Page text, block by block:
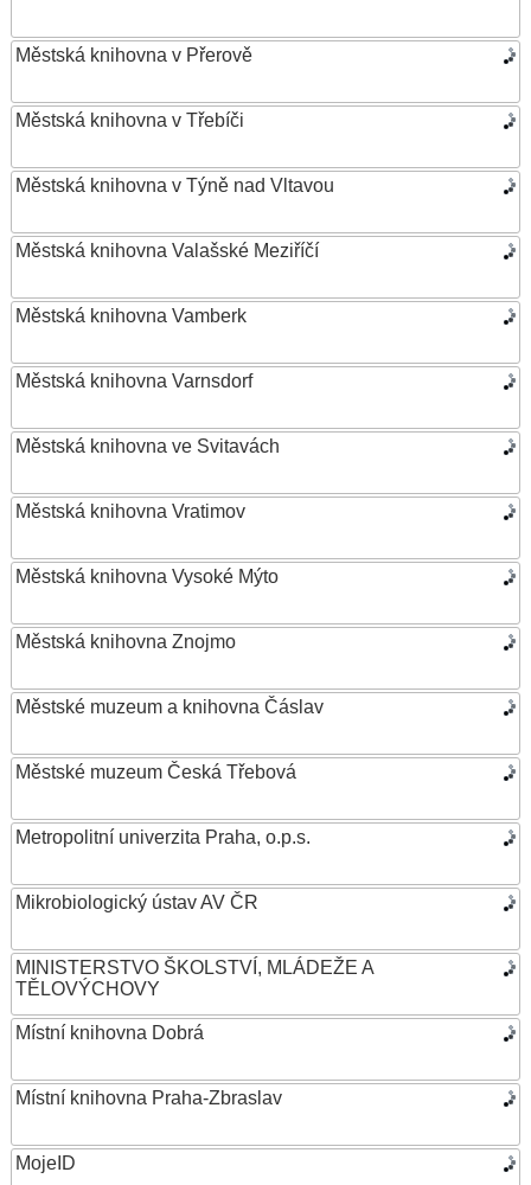
Městská knihovna v Přerově
Městská knihovna v Třebíči
Městská knihovna v Týně nad Vltavou
Městská knihovna Valašské Meziříčí
Městská knihovna Vamberk
Městská knihovna Varnsdorf
Městská knihovna ve Svitavách
Městská knihovna Vratimov
Městská knihovna Vysoké Mýto
Městská knihovna Znojmo
Městské muzeum a knihovna Čáslav
Městské muzeum Česká Třebová
Metropolitní univerzita Praha, o.p.s.
Mikrobiologický ústav AV ČR
MINISTERSTVO ŠKOLSTVÍ, MLÁDEŽE A
TĚLOVÝCHOVY
Místní knihovna Dobrá
Místní knihovna Praha-Zbraslav
MojeID